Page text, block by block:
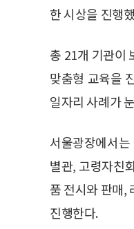
한 시상을 진행
총 21개 기관이
맞춤형 교육을
일자리 사례가
서울광장에서
별관, 고령자친
품 전시와 판매,
진행한다.